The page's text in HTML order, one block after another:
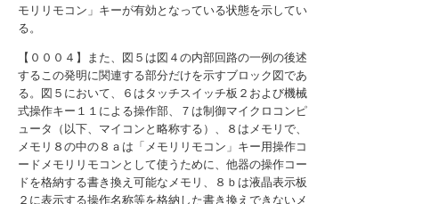
モリリモコン」キーが有効となっている状態を示してい
る。
【０００４】また、図５は図４の内部回路の一例の後述
するこの発明に関連する部分だけを示すブロック図であ
る。図５において、６はタッチスイッチ板２および機械
式操作キー１１による操作部、７は制御マイクロコンピ
ュータ（以下、マイコンと略称する）、８はメモリで、
メモリ８の中の８ａは「メモリリモコン」キー用操作コ
ードメモリリモコンとして使うために、他器の操作コー
ドを格納する書き換え可能なメモリ、８ｂは液晶表示板
２に表示する操作名称等を格納した書き換えできないメ